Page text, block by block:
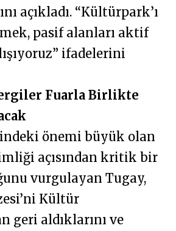
açıkladı. “Kültürpark’ı
pasif alanları aktif
ifadelerini
Fuarla Birlikte
önemi büyük olan
açısından kritik bir
vurgulayan Tugay,
Kültür
geri aldıklarını ve